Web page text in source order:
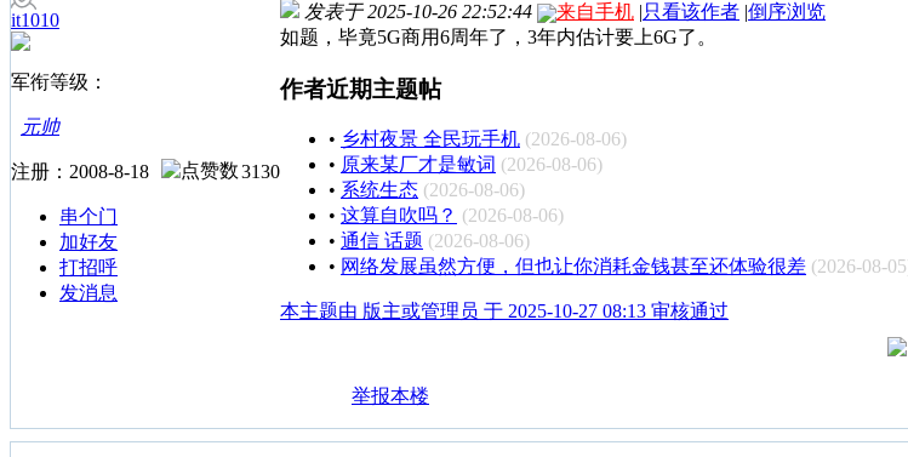
it1010
军衔等级：
元帅
注册：2008-8-18 3130
串个门
加好友
打招呼
发消息
发表于 2025-10-26 22:52:44
来自手机 |只看该作者 |倒序浏览
如题，毕竟5G商用6周年了，3年内估计要上6G了。
作者近期主题帖
• 乡村夜景 全民玩手机 (2026-08-06)
• 原来某厂才是敏词 (2026-08-06)
• 系统生态 (2026-08-06)
• 这算自吹吗？ (2026-08-06)
• 通信 话题 (2026-08-06)
• 网络发展虽然方便，但也让你消耗金钱甚至还体验很差 (2026-08-
本主题由 版主或管理员 于 2025-10-27 08:13 审核通过
举报本楼